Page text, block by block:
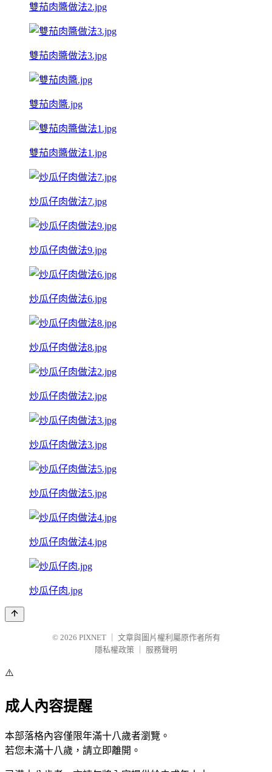
雙茄肉醬做法2.jpg
雙茄肉醬做法3.jpg
雙茄肉醬.jpg
雙茄肉醬做法1.jpg
炒瓜仔肉做法7.jpg
炒瓜仔肉做法9.jpg
炒瓜仔肉做法6.jpg
炒瓜仔肉做法8.jpg
炒瓜仔肉做法2.jpg
炒瓜仔肉做法3.jpg
炒瓜仔肉做法5.jpg
炒瓜仔肉做法4.jpg
炒瓜仔肉.jpg
© 2026 PIXNET
文章與圖片權利屬原作者所有
隱私權政策
服務聲明
⚠️
成人內容提醒
本部落格內容僅限年滿十八歲者瀏覽。
若您未滿十八歲，請立即離開。